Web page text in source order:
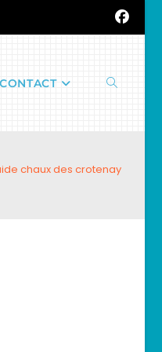
CONTACT Toggle
website
chaux des crotenay